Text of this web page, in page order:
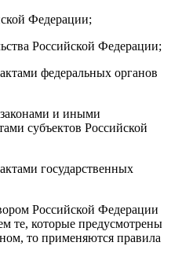
Федерации;
Российской Федерации;
федеральных органов
и иными
субъектов Российской
государственных
Российской Федерации
те, которые предусмотрены
то применяются правила